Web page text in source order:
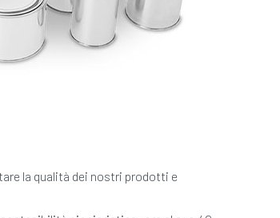
la qualità dei nostri prodotti e